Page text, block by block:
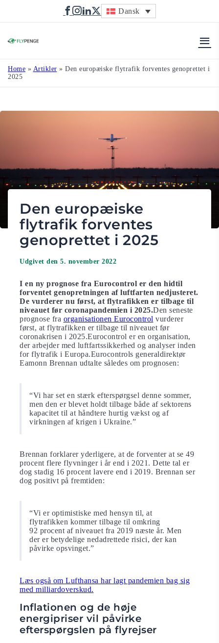
Dansk
Home » Artikler » Den europæiske flytrafik forventes genoprettet i
2025
Den europæiske
flytrafik forventes
genoprettet i 2025
Udgivet den 5. november 2022
I en ny prognose fra Eurocontrol er den hidtil
forventet genopretningen af luftfarten nedjusteret.
De vurderer nu først, at flytrafikken er tilbage til
niveauet før coronapandemien i 2025.Den seneste
prognose fra organisationen Eurocontrol vurderer
først, at flytrafikken er tilbage til niveauet før
coronakrisen i 2025.Eurocontrol er en organisation,
der arbejder med luftfartssikkerhed og analyser inden
for flytrafik i Europa.Eurocontrols generaldirektør
Eamonn Brennan udtalte således om prognosen:
“Vi har set en stærk efterspørgsel denne sommer,
men den er blevet holdt tilbage både af sektorens
kapacitet til at håndtere hurtig vækst og af
virkningen af krigen i Ukraine.”
Brennan forklarer yderligere, at de forventer at se 49
procent flere flyvninger i år end i 2021. Dette tal er
dog stadig 16 procent lavere end i 2019. Brennan ser
dog positivt på fremtiden:
“Vi er optimistiske med hensyn til, at
flytrafikken kommer tilbage til omkring
92 procent af niveauet fra 2019 næste år. Men
der er betydelige nedadrettede risici, der kan
påvirke opsvinget.”
Læs også om Lufthansa har lagt pandemien bag sig
med milliardoverskud.
Inflationen og de høje
energipriser vil påvirke
efterspørgslen på flyrejser